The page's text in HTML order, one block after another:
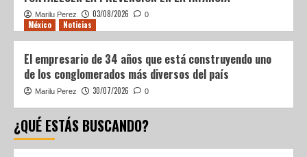
Marilu Perez 03/08/2026 0
México Noticias
El empresario de 34 años que está construyendo uno
de los conglomerados más diversos del país
Marilu Perez 30/07/2026 0
¿QUÉ ESTÁS BUSCANDO?